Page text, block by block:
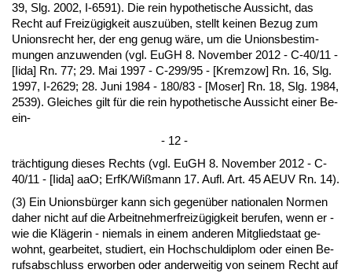
39, Slg. 2002, I-6591). Die rein hy­po­the­ti­sche Aus­sicht, das
Recht auf Freizügig­keit aus­zuüben, stellt kei­nen Be­zug zum
Uni­ons­recht her, der eng ge­nug wäre, um die Uni­ons­be­stim­
mun­gen an­zu­wen­den (vgl. EuGH 8. No­vem­ber 2012 - C-40/11 -
[Ii­da] Rn. 77; 29. Mai 1997 - C-299/95 - [Krem­zow] Rn. 16, Slg.
1997, I-2629; 28. Ju­ni 1984 - 180/83 - [Mo­ser] Rn. 18, Slg. 1984,
2539). Glei­ches gilt für die rein hy­po­the­ti­sche Aus­sicht ei­ner Be­
ein-
- 12 -
träch­ti­gung die­ses Rechts (vgl. EuGH 8. No­vem­ber 2012 - C-
40/11 - [Ii­da] aaO; ErfK/Wißmann 17. Aufl. Art. 45 AEUV Rn. 14).
(3) Ein Uni­onsbürger kann sich ge­genüber na­tio­na­len Nor­men
da­her nicht auf die Ar­beit­neh­mer­freizügig­keit be­ru­fen, wenn er -
wie die Kläge­rin - nie­mals in ei­nem an­de­ren Mit­glied­staat ge­
wohnt, ge­ar­bei­tet, stu­diert, ein Hoch­schul­di­plom oder ei­nen Be­
rufs­ab­schluss er­wor­ben oder an­der­wei­tig von sei­nem Recht auf